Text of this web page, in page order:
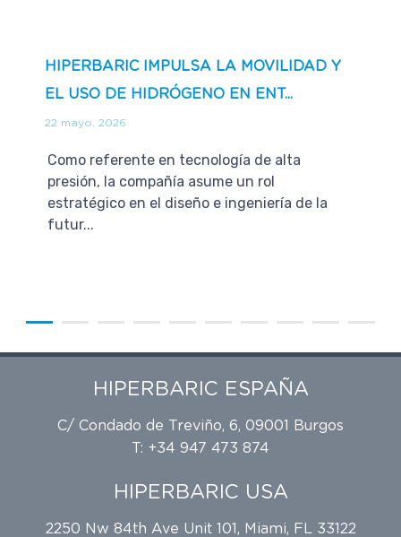
HIPERBARIC IMPULSA LA MOVILIDAD Y
EL USO DE HIDRÓGENO EN ENT...
22 mayo, 2026
Como referente en tecnología de alta
presión, la compañía asume un rol
estratégico en el diseño e ingeniería de la
futur...
HIPERBARIC ESPAÑA
C/ Condado de Treviño, 6, 09001 Burgos
T: +34 947 473 874
HIPERBARIC USA
2250 Nw 84th Ave Unit 101, Miami, FL 33122